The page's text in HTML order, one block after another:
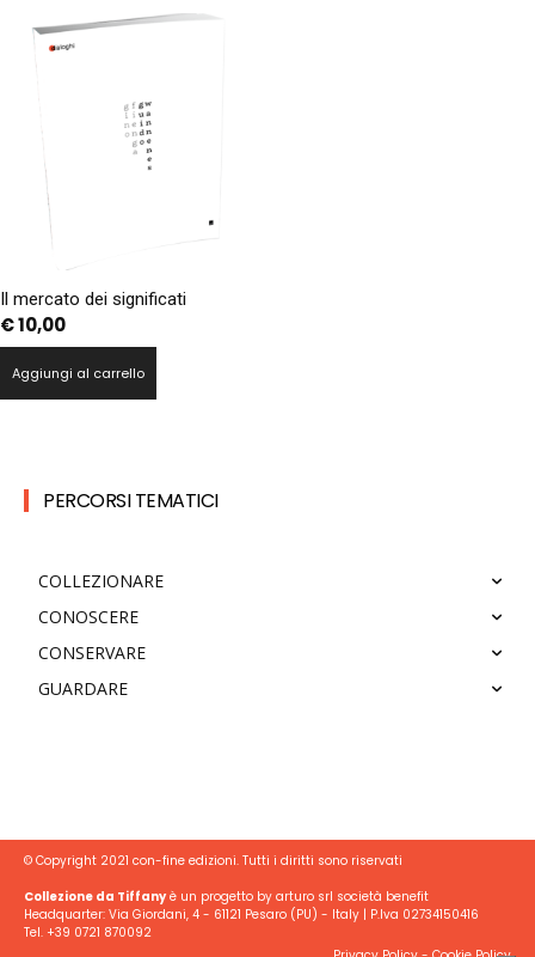
Il mercato dei significati
€10,00
Aggiungi al carrello
PERCORSI TEMATICI
COLLEZIONARE
CONOSCERE
CONSERVARE
GUARDARE
© Copyright 2021 con-fine edizioni. Tutti i diritti sono riservati
Collezione da Tiffanyè un progetto by arturo srl società benefit
Headquarter: Via Giordani, 4 - 61121 Pesaro (PU) - Italy | P.Iva 02734150416
Tel. +39 0721 870092